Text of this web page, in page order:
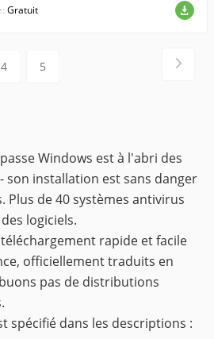
Gratuit
4 5
Windows est à l'abri des
son installation est sans danger
de 40 systèmes antivirus
logiciels.
rapide et facile
officiellement traduits en
pas de distributions
spécifié dans les descriptions :